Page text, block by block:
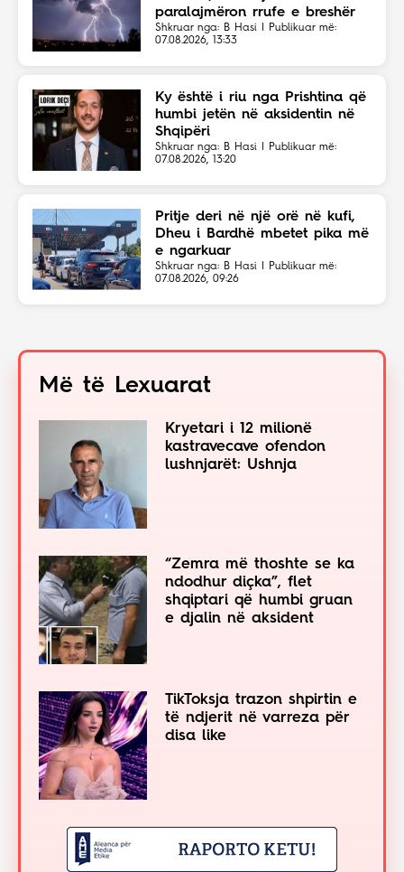
paralajmëron rrufe e breshër
Shkruar nga: B Hasi | Publikuar më:
07.08.2026, 13:33
Ky është i riu nga Prishtina që
humbi jetën në aksidentin në
Shqipëri
Shkruar nga: B Hasi | Publikuar më:
07.08.2026, 13:20
Pritje deri në një orë në kufi,
Dheu i Bardhë mbetet pika më
e ngarkuar
Shkruar nga: B Hasi | Publikuar më:
07.08.2026, 09:26
Më të Lexuarat
Kryetari i 12 milionë
kastravecave ofendon
lushnjarët: Ushnja
“Zemra më thoshte se ka
ndodhur diçka”, flet
shqiptari që humbi gruan
e djalin në aksident
TikToksja trazon shpirtin e
të ndjerit në varreza për
disa like